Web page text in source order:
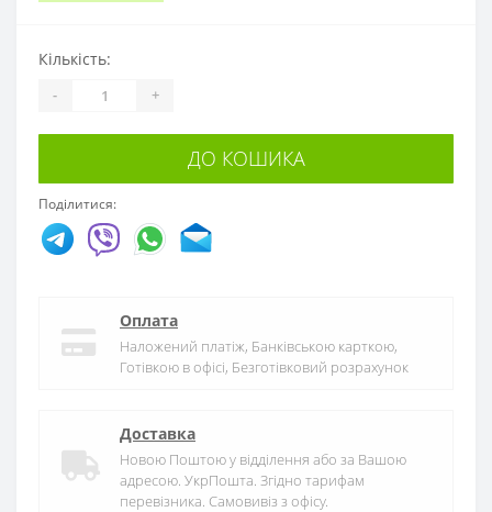
Кількість:
- +
ДО КОШИКА
Поділитися:
Оплата
Наложений платіж, Банківською карткою,
Готівкою в офісі, Безготівковий розрахунок
Доставка
Новою Поштою у відділення або за Вашою
адресою. УкрПошта. Згідно тарифам
перевізника. Самовивіз з офісу.